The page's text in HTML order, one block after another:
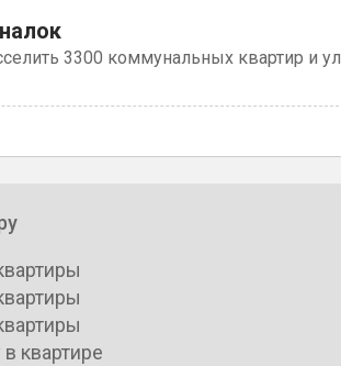
3300 коммунальных квартир и
квартире